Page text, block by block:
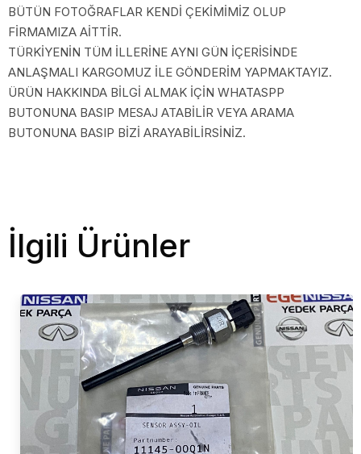
BÜTÜN FOTOĞRAFLAR KENDİ ÇEKİMİMİZ OLUP
FİRMAMIZA AİTTİR.
TÜRKİYENİN TÜM İLLERİNE AYNI GÜN İÇERİSİNDE
ANLAŞMALI KARGOMUZ İLE GÖNDERİM YAPMAKTAYIZ.
ÜRÜN HAKKINDA BİLGİ ALMAK İÇİN WHATASPP
BUTONUNA BASIP MESAJ ATABİLİR VEYA ARAMA
BUTONUNA BASIP BİZİ ARAYABİLİRSİNİZ.
İlgili Ürünler